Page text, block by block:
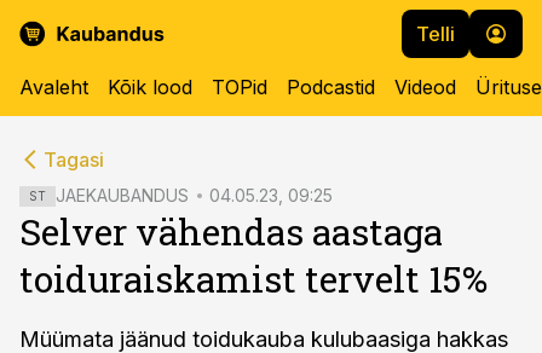
Telli
Avaleht Kõik lood TOPid Podcastid Videod
Tagasi
ST JAEKAUBANDUS 04.05.23, 09:25
Selver vähendas aastaga
toiduraiskamist tervelt 15%
Müümata jäänud toidukauba kulubaasiga hakkas